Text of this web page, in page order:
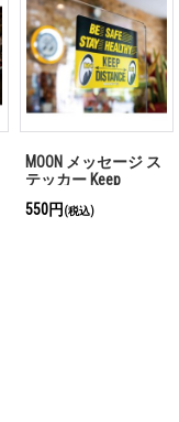
MOON メッセージ ス
テッカー Keep
Distance
550円 (税込)